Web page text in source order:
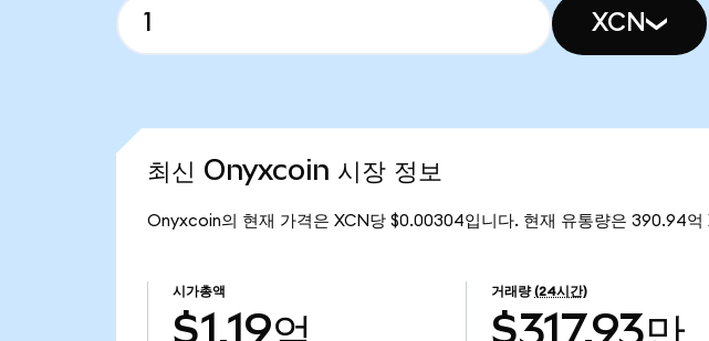
XCN
최신 Onyxcoin 시장 정보
Onyxcoin의 현재 가격은 XCN당 $0.00304입니다. 현재 유통량은 390.94억
시가총액
$1.19억
거래량 (24시간)
$317.93만